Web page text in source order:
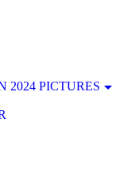
2024 PICTURES